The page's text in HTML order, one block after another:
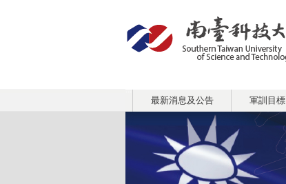
最新消息及公告 軍訓目標